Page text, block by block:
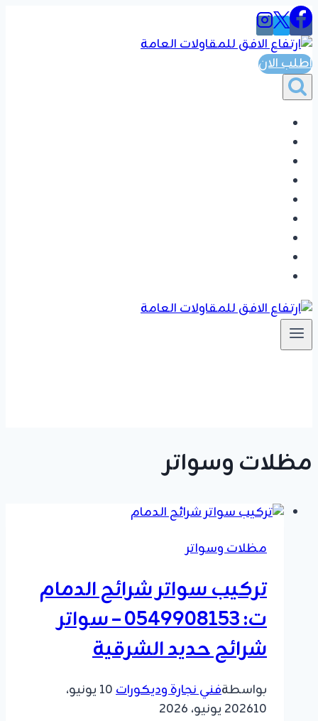
التجاوز
إلى
المحتوى
اطلب الان
مظلات وسواتر
مظلات وسواتر
تركيب سواتر شرائح الدمام
ت: 0549908153 – سواتر
شرائح حديد الشرقية
بواسطةفني نجارة وديكورات
10 يونيو،
202610 يونيو، 2026